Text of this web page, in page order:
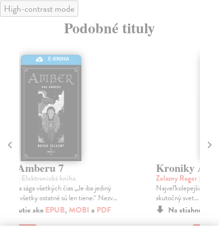
High-contrast mode
Podobné tituly
Kroniky Amberu 8
Zelazny Roger| Elektronická kniha
Najveľkolepejšia sága všetkých čias „Je iba jediný
skutočný svet… všetky ostatné sú len tiene.“ Nezv...
Na stiahnutie akoEPUB PDF